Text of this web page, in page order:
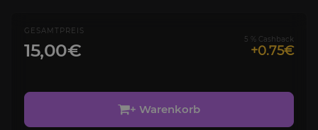
GESAMTPREIS
15,00€
5 % Cashback
+0.75€
+ Warenkorb